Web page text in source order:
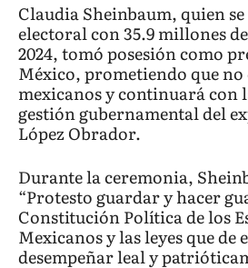
Claudia Sheinbaum, quien
electoral con 35.9 millones
2024, tomó posesión como
México, prometiendo que
mexicanos y continuará con
gestión gubernamental del
López Obrador.
Durante la ceremonia,
“Protesto guardar y hacer
Constitución Política de los
Mexicanos y las leyes que de
desempeñar leal y